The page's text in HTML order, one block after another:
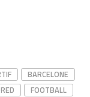
BARCELONE
FOOTBALL